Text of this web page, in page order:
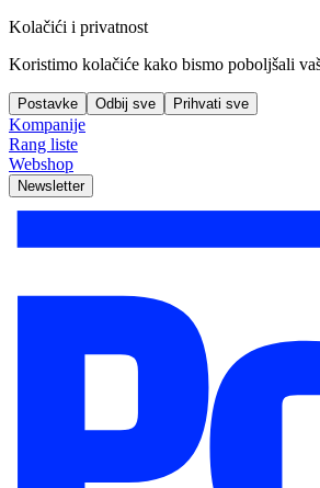
Kolačići i privatnost
Koristimo kolačiće kako bismo poboljšali
Postavke Odbij sve Prihvati sve
Kompanije
Rang liste
Webshop
Newsletter